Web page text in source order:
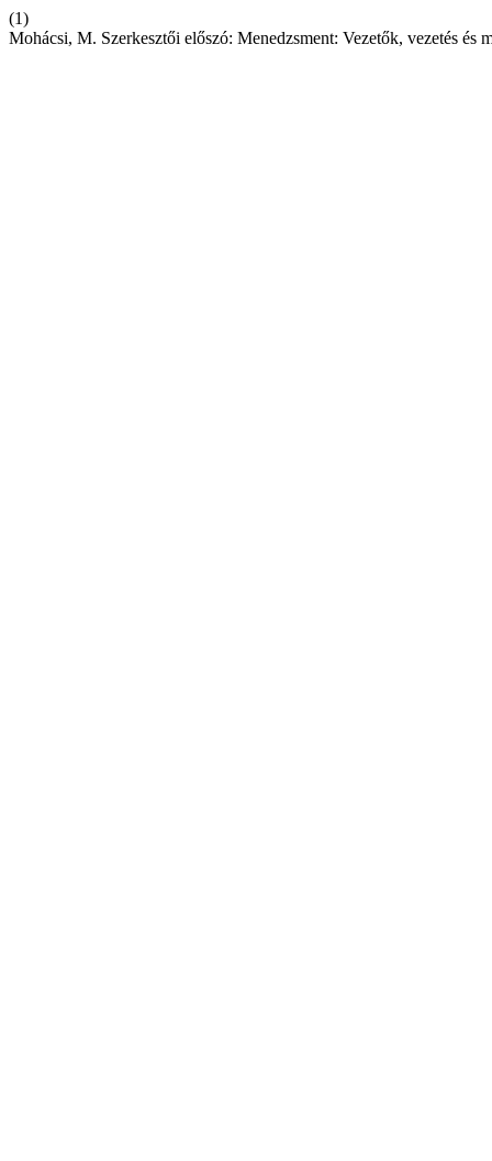
(1)
Mohácsi, M. Szerkesztői előszó: Menedzsment: Vezetők, vezetés és